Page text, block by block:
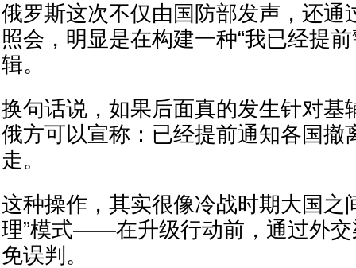
俄罗斯这次不仅由国防部发声，还通
照会，明显是在构建一种“我已经提
辑。
换句话说，如果后面真的发生针对基
俄方可以宣称：已经提前通知各国撤
走。
这种操作，其实很像冷战时期大国之
理”模式——在升级行动前，通过外交
免误判。